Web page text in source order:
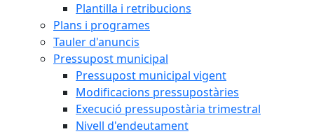
Plantilla i retribucions
Plans i programes
Tauler d'anuncis
Pressupost municipal
Pressupost municipal vigent
Modificacions pressupostàries
Execució pressupostària trimestral
Nivell d'endeutament